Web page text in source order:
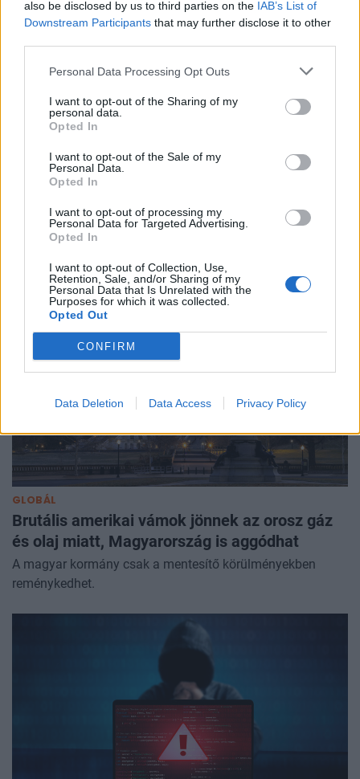
also be disclosed by us to third parties on the IAB’s List of
Downstream Participants that may further disclose it to other
Personal Data Processing Opt Outs
I want to opt-out of the Sharing of my
personal data.
Opted In
I want to opt-out of the Sale of my
Personal Data.
Opted In
I want to opt-out of processing my
Personal Data for Targeted Advertising.
Opted In
I want to opt-out of Collection, Use,
Retention, Sale, and/or Sharing of my
Personal Data that Is Unrelated with the
Purposes for which it was collected.
Opted Out
CONFIRM
Data Deletion Data Access Privacy Policy
Rendkívüli lépés Romániában: beindítják a
szénerőműveket
Pótolni kell a kieső kapacitást.
GLOBÁL
Brutális amerikai vámok jönnek az orosz gáz
és olaj miatt, Magyarország is aggódhat
A magyar kormány csak a mentesítő körülményekben
reménykedhet.